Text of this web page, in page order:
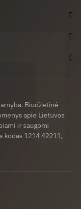
Biudžetinė
apie Lietuvos
ir saugomi
kodas 1214 42211,